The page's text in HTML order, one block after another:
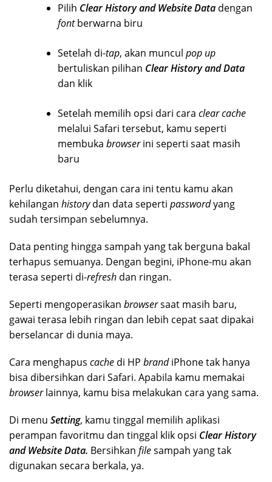
Pilih Clear History and Website Data dengan
fontberwarna biru
Setelah di-tap, akan muncul pop up
bertuliskan pilihan Clear History and Data
dan klik
Setelah memilih opsi dari cara clear cache
melalui Safari tersebut, kamu seperti
membuka browserini seperti saat masih
baru
Perlu diketahui, dengan cara ini tentu kamu akan
kehilangan historydan data seperti passwordyang
sudah tersimpan sebelumnya.
Data penting hingga sampah yang tak berguna bakal
terhapus semuanya. Dengan begini, iPhone-mu akan
terasa seperti di-refresh dan ringan.
Seperti mengoperasikan browsersaat masih baru,
gawai terasa lebih ringan dan lebih cepat saat dipakai
berselancar di dunia maya.
Cara menghapus cache di HP brandiPhone tak hanya
bisa dibersihkan dari Safari. Apabila kamu memakai
browserlainnya, kamu bisa melakukan cara yang sama.
Di menu Setting, kamu tinggal memilih aplikasi
perampan favoritmu dan tinggal klik opsi Clear History
and Website Data. Bersihkan filesampah yang tak
digunakan secara berkala, ya.